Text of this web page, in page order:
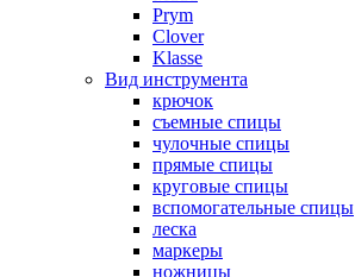
Prym
Clover
Klasse
Вид инструмента
крючок
съемные спицы
чулочные спицы
прямые спицы
круговые спицы
вспомогательные спицы
леска
маркеры
ножницы